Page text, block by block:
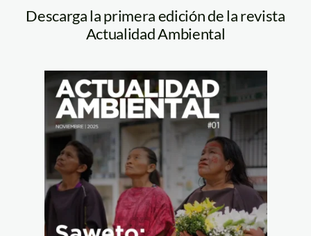
Descarga la primera edición de la revista
Actualidad Ambiental